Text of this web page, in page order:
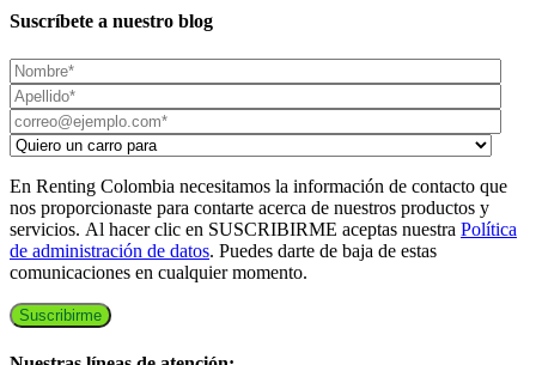
Suscríbete a nuestro blog
En Renting Colombia necesitamos la información de contacto que
nos proporcionaste para contarte acerca de nuestros productos y
servicios. Al hacer clic en SUSCRIBIRME aceptas nuestra Política
de administración de datos. Puedes darte de baja de estas
comunicaciones en cualquier momento.